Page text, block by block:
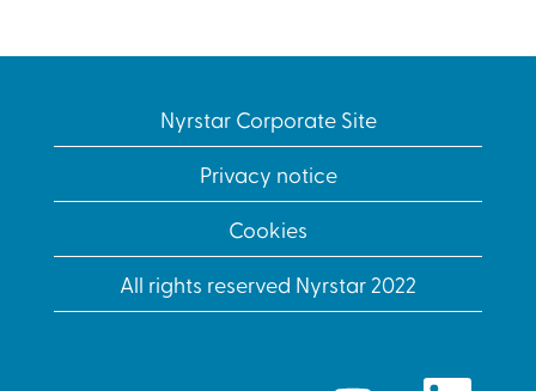
Nyrstar Corporate Site
Privacy notice
Cookies
All rights reserved Nyrstar 2022
O